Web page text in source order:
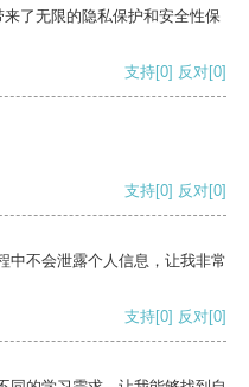
了无限的隐私保护和安全性保
支持[0] 反对[0]
支持[0] 反对[0]
中不会泄露个人信息，让我非常
支持[0] 反对[0]